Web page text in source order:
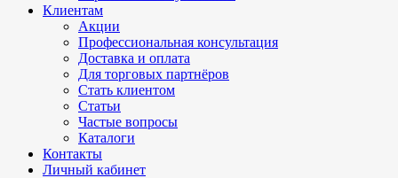
Клиентам
Акции
Профессиональная консультация
Доставка и оплата
Для торговых партнёров
Стать клиентом
Статьи
Частые вопросы
Каталоги
Контакты
Личный кабинет